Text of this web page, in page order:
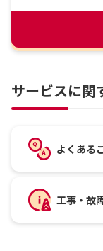
サービスに関
よくある
工事・故